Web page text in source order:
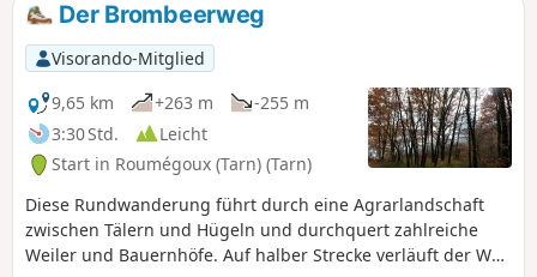
Der Brombeerweg
Visorando-Mitglied
9,65 km
+263 m
-255 m
3:30 Std.
Leicht
Start in Roumégoux (Tarn) (Tarn)
Diese Rundwanderung führt durch eine Agrarlandschaft
zwischen Tälern und Hügeln und durchquert zahlreiche
Weiler und Bauernhöfe. Auf halber Strecke verläuft der Weg